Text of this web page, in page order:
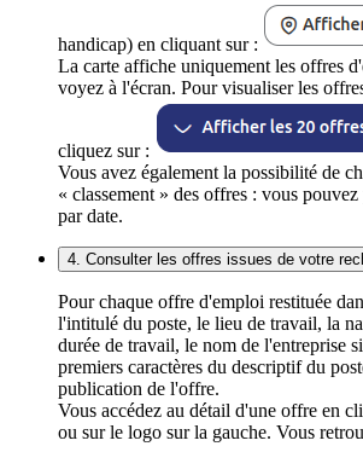
handicap) en cliquant sur :
La carte affiche uniquement les offres
voyez à l'écran. Pour visualiser les
cliquez sur :
Vous avez également la possibilité de
« classement » des offres : vous
par date.
4. Consulter les offres issues de votre
Pour chaque offre d'emploi restituée
l'intitulé du poste, le lieu de travail, la
durée de travail, le nom de l'entreprise
premiers caractères du descriptif du
publication de l'offre.
Vous accédez au détail d'une offre en
ou sur le logo sur la gauche. Vous